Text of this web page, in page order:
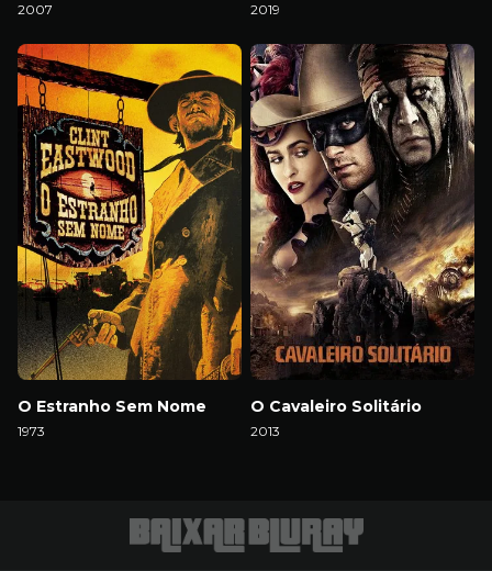
2007 2019
O Estranho Sem Nome
1973
O Cavaleiro Solitário
2013